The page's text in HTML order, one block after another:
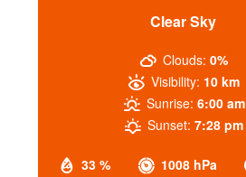
Clear Sky
33 % 1008 hPa
Clouds: 0%
Visibility: 10 km
Sunrise: 6:00 am
Sunset: 7:28 pm